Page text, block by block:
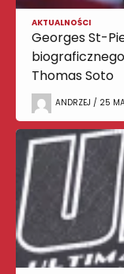
AKTUALNOŚCI
Georges St-
Thomas Soto
ANDRZEJ / 25